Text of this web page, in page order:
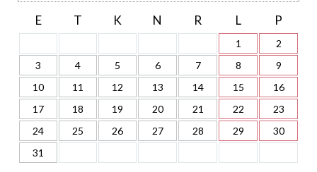
E T K N R L P
1
2
3
4 5 6 7 8
9
10
11 12 13 14 15
16
17
18 19 20 21 22
23
24
25 26 27 28 29
30
31